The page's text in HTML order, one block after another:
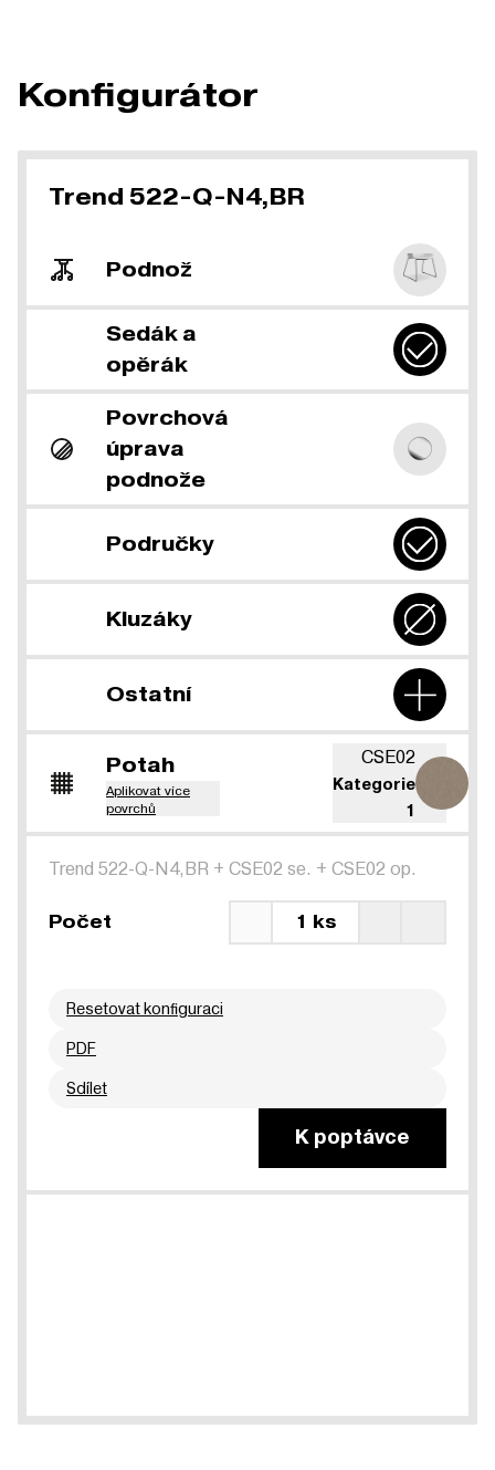
Konfigurátor
Trend 522-Q-N4,BR
Podnož
Sedák a
opěrák
Povrchová
úprava
podnože
Područky
Kluzáky
Ostatní
Potah
Aplikovat více
povrchů
CSE02
Kategorie
1
Trend 522-Q-N4,BR + CSE02 se. + CSE02 op.
Počet 1 ks
Resetovat konfiguraci
PDF
Sdílet
K poptávce